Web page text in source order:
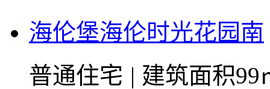
海伦堡海伦时光花园南
普通住宅 | 建筑面积